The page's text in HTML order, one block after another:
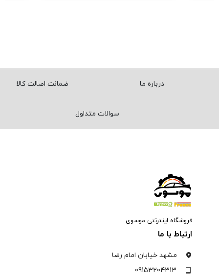
درباره ما ضمانت اصالت کالا
سوالات متداول
فروشگاه اینترنتی موسوی
ارتباط با ما
مشهد خیابان امام رضا
09153204313